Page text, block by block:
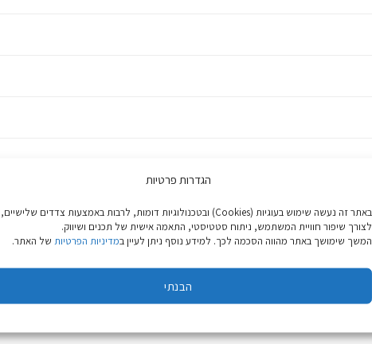
הגדרות פרטיות
באתר זה נעשה שימוש בעוגיות (Cookies) ובטכנולוגיות דומות, לרבות באמצעות צדדים שלישיים,
לצורך שיפור חוויית המשתמש, ניתוח סטטיסטי, התאמה אישית של תכנים ושיווק.
המשך שימושך באתר מהווה הסכמה לכך. למידע נוסף ניתן לעיין במדיניות הפרטיות של האתר.
הבנתי